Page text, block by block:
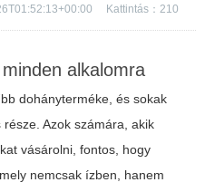
Kattintás： 210
alkalomra
dohányterméke, és sokak
Azok számára, akik
vásárolni, fontos, hogy
nemcsak ízben, hanem